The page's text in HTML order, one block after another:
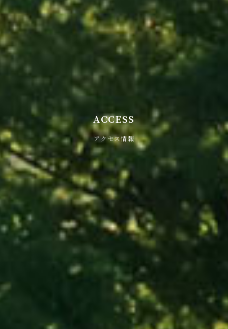
ACCESS
アクセス情報